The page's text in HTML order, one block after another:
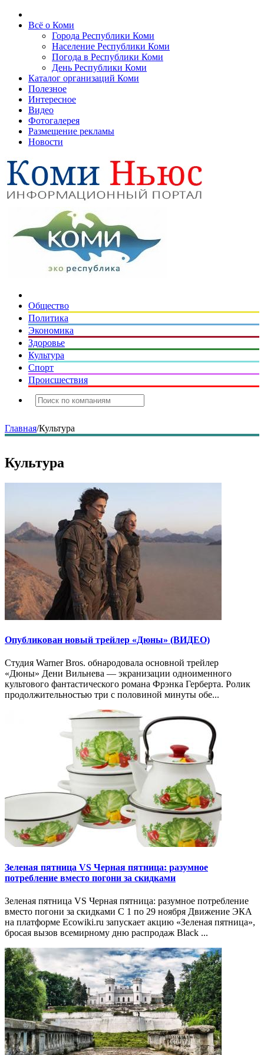
Всё о Коми
Города Республики Коми
Население Республики Коми
Погода в Республики Коми
День Республики Коми
Каталог организаций Коми
Полезное
Интересное
Видео
Фотогалерея
Размещение рекламы
Новости
Общество
Политика
Экономика
Здоровье
Культура
Спорт
Происшествия
Главная/Культура
Культура
Опубликован новый трейлер «Дюны» (ВИДЕО)
Студия Warner Bros. обнародовала основной трейлер
«Дюны» Дени Вильнева — экранизации одноименного
культового фантастического романа Фрэнка Герберта. Ролик
продолжительностью три с половиной минуты обе...
Зеленая пятница VS Черная пятница: разумное
потребление вместо погони за скидками
Зеленая пятница VS Черная пятница: разумное потребление
вместо погони за скидками C 1 по 29 ноября Движение ЭКА
на платформе Ecowiki.ru запускает акцию «Зеленая пятница»,
бросая вызов всемирному дню распродаж Black ...